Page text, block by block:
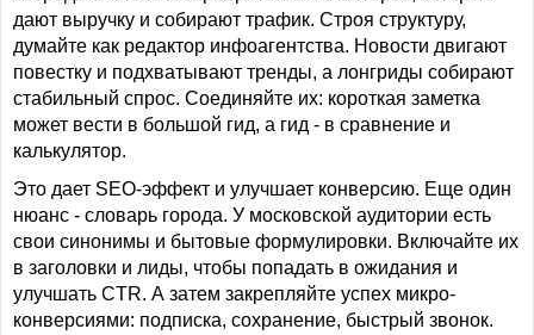
дают выручку и собирают трафик. Строя структуру,
думайте как редактор инфоагентства. Новости двигают
повестку и подхватывают тренды, а лонгриды собирают
стабильный спрос. Соединяйте их: короткая заметка
может вести в большой гид, а гид - в сравнение и
калькулятор.
Это дает SEO-эффект и улучшает конверсию. Еще один
нюанс - словарь города. У московской аудитории есть
свои синонимы и бытовые формулировки. Включайте их
в заголовки и лиды, чтобы попадать в ожидания и
улучшать CTR. А затем закрепляйте успех микро-
конверсиями: подписка, сохранение, быстрый звонок.